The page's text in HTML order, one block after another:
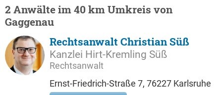
2 Anwälte im 40 km Umkreis von
Gaggenau
Rechtsanwalt Christian Süß
Kanzlei Hirt-Kremling Süß
Rechtsanwalt
Ernst-Friedrich-Straße 7, 76227 Karlsruhe